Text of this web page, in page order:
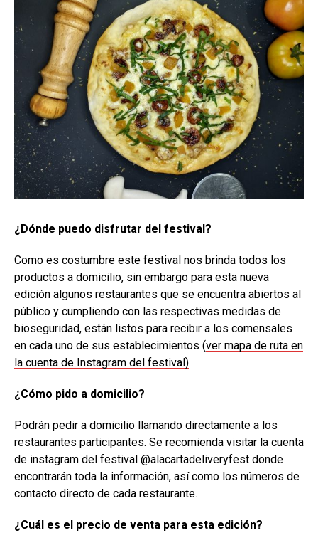
¿Dónde puedo disfrutar del festival?
Como es costumbre este festival nos brinda todos los
productos a domicilio, sin embargo para esta nueva
edición algunos restaurantes que se encuentra abiertos al
público y cumpliendo con las respectivas medidas de
bioseguridad, están listos para recibir a los comensales
en cada uno de sus establecimientos (ver mapa de ruta en
la cuenta de Instagram del festival).
¿Cómo pido a domicilio?
Podrán pedir a domicilio llamando directamente a los
restaurantes participantes. Se recomienda visitar la cuenta
de instagram del festival @alacartadeliveryfest donde
encontrarán toda la información, así como los números de
contacto directo de cada restaurante.
¿Cuál es el precio de venta para esta edición?